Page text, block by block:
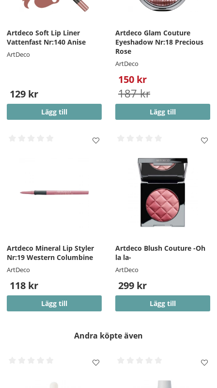
Artdeco Soft Lip Liner
Vattenfast Nr:140 Anise
ArtDeco
129 kr
Lägg till
Artdeco Glam Couture
Eyeshadow Nr:18 Precious
Rose
ArtDeco
150 kr
187 kr
Lägg till
Artdeco Mineral Lip Styler
Nr:19 Western Columbine
ArtDeco
118 kr
Lägg till
Artdeco Blush Couture -Oh
la la-
ArtDeco
299 kr
Lägg till
Andra köpte även